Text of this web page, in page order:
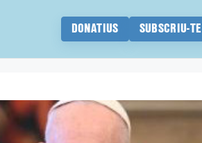
DONATIUS SUBSCRIU-TE